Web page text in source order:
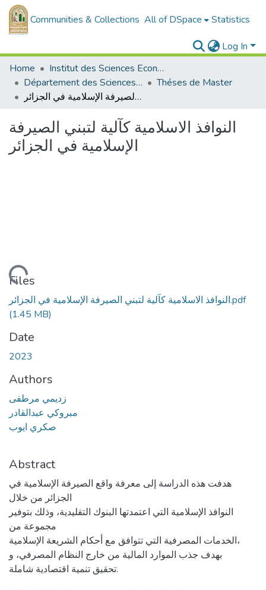
Communities & Collections All of DSpace Statistics
Log In
Home
Institut des Sciences Economiques, Commerciales et des Sciences de Gestion
Département des Sciences de Gestion
Théses de Master
النوافذ الاسلامية كآلية لتبني الصيرفة الإسلامية في الجزائر
النوافذ الاسلامية كآلية لتبني الصيرفة
الإسلامية في الجزائر
Files
النوافذ الاسلامية كآلية لتبني الصيرفة الإسلامية في الجزائر.pdf
(1.45 MB)
Date
2023
Authors
زديمي مرطفى
مبروكي عبدالقادر
صكري ايوب
Abstract
هدفت هذه الدراسة إلى معرفة واقع الصيرفة الإسلامية في
الجزائر من خلال
النوافذ الإسلامية التي اعتمدتها البنوك التقليدية، وذلك بتوفير
مجموعة من
الخدمات المصرفية التي تتوافق مع أحكام الشريعة الإسلامية،
بهدف جذب الموارد المالية من خارج النظام المصرفي، و
تحقيق تنمية اقتصادية شاملة.